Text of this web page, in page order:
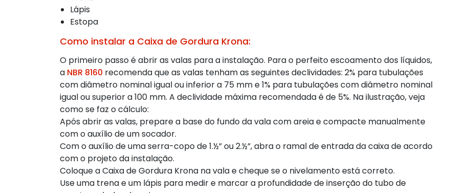
Lápis
Estopa
Como instalar a Caixa de Gordura Krona:
O primeiro passo é abrir as valas para a instalação. Para o perfeito escoamento dos líquidos,
a NBR 8160 recomenda que as valas tenham as seguintes declividades: 2% para tubulações
com diâmetro nominal igual ou inferior a 75 mm e 1% para tubulações com diâmetro nominal
igual ou superior a 100 mm. A declividade máxima recomendada é de 5%. Na ilustração, veja
como se faz o cálculo:
Após abrir as valas, prepare a base do fundo da vala com areia e compacte manualmente
com o auxílio de um socador.
Com o auxílio de uma serra-copo de 1.½” ou 2.½”, abra o ramal de entrada da caixa de acordo
com o projeto da instalação.
Coloque a Caixa de Gordura Krona na vala e cheque se o nivelamento está correto.
Use uma trena e um lápis para medir e marcar a profundidade de inserção do tubo de